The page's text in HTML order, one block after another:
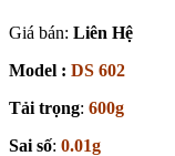
Giá bán: Liên Hệ
Model : DS 602
Tải trọng: 600g
Sai số: 0.01g